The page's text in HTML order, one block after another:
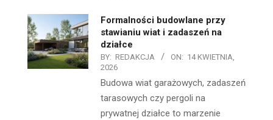
Formalności budowlane przy
stawianiu wiat i zadaszeń na
działce
BY: REDAKCJA ON: 14 KWIETNIA,
2026
Budowa wiat garażowych, zadaszeń
tarasowych czy pergoli na
prywatnej działce to marzenie